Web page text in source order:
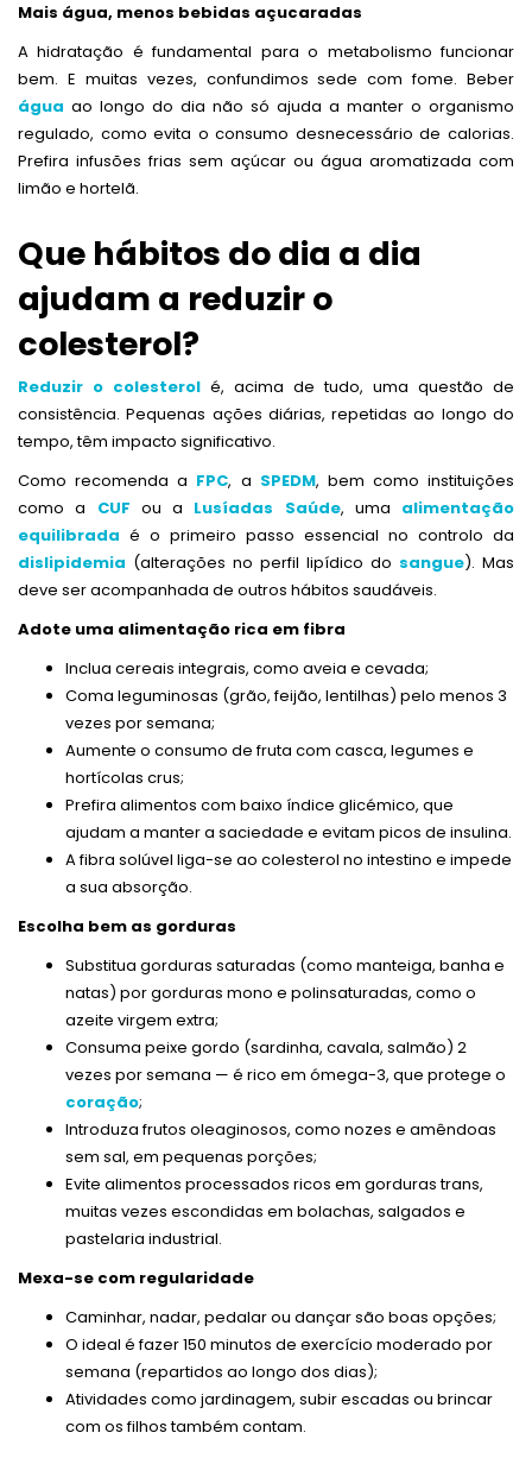
Mais água, menos bebidas açucaradas
A hidratação é fundamental para o metabolismo funcionar
bem. E muitas vezes, confundimos sede com fome. Beber
água ao longo do dia não só ajuda a manter o organismo
regulado, como evita o consumo desnecessário de calorias.
Prefira infusões frias sem açúcar ou água aromatizada com
limão e hortelã.
Que hábitos do dia a dia
ajudam a reduzir o
colesterol?
Reduzir o colesterol é, acima de tudo, uma questão de
consistência. Pequenas ações diárias, repetidas ao longo do
tempo, têm impacto significativo.
Como recomenda a FPC, a SPEDM, bem como instituições
como a CUF ou a Lusíadas Saúde, uma alimentação
equilibrada é o primeiro passo essencial no controlo da
dislipidemia (alterações no perfil lipídico do sangue). Mas
deve ser acompanhada de outros hábitos saudáveis.
Adote uma alimentação rica em fibra
Inclua cereais integrais, como aveia e cevada;
Coma leguminosas (grão, feijão, lentilhas) pelo menos 3
vezes por semana;
Aumente o consumo de fruta com casca, legumes e
hortícolas crus;
Prefira alimentos com baixo índice glicémico, que
ajudam a manter a saciedade e evitam picos de insulina.
A fibra solúvel liga-se ao colesterol no intestino e impede
a sua absorção.
Escolha bem as gorduras
Substitua gorduras saturadas (como manteiga, banha e
natas) por gorduras mono e polinsaturadas, como o
azeite virgem extra;
Consuma peixe gordo (sardinha, cavala, salmão) 2
vezes por semana — é rico em ómega-3, que protege o
coração;
Introduza frutos oleaginosos, como nozes e amêndoas
sem sal, em pequenas porções;
Evite alimentos processados ricos em gorduras trans,
muitas vezes escondidas em bolachas, salgados e
pastelaria industrial.
Mexa-se com regularidade
Caminhar, nadar, pedalar ou dançar são boas opções;
O ideal é fazer 150 minutos de exercício moderado por
semana (repartidos ao longo dos dias);
Atividades como jardinagem, subir escadas ou brincar
com os filhos também contam.